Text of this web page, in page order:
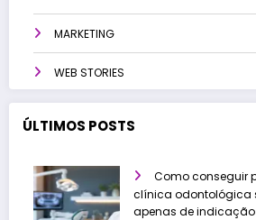
MARKETING
WEB STORIES
ÚLTIMOS POSTS
Como conseguir
clínica odontológica
apenas de indicação